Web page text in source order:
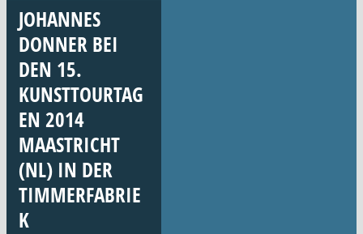
JOHANNES
DONNER BEI
DEN 15.
KUNSTTOURTAG
EN 2014
MAASTRICHT
(NL) IN DER
TIMMERFABRIE
K